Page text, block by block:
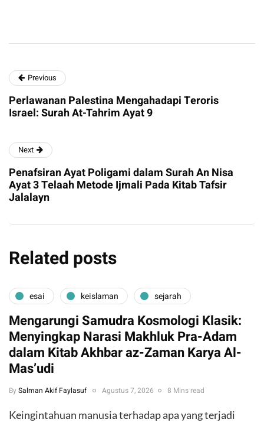
Previous
Perlawanan Palestina Mengahadapi Teroris
Israel: Surah At-Tahrim Ayat 9
Next
Penafsiran Ayat Poligami dalam Surah An Nisa
Ayat 3 Telaah Metode Ijmali Pada Kitab Tafsir
Jalalayn
Related posts
esai keislaman sejarah
Mengarungi Samudra Kosmologi Klasik:
Menyingkap Narasi Makhluk Pra-Adam
dalam Kitab Akhbar az-Zaman Karya Al-
Mas’udi
By Salman Akif Faylasuf Agustus 7, 2026 8 Mins read
Keingintahuan manusia terhadap apa yang terjadi